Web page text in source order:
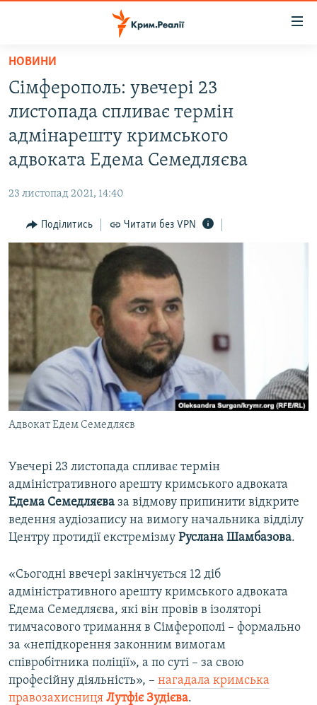
Перейти
основного
матеріалу
Перейти
до
основної
Перейти
пошуку
НОВИНИ
ВОДА.КРИМ
ВІДЕО ТА ФОТО
ІНТЕРВ'Ю
ВСЕ ЗА ДЕНЬ
СПЕЦПРОЕКТИ
ВІДЕОУРОКИ «ELIFBE»
СВІДЧЕННЯ ОКУПАЦІЇ
УКРАЇНСЬКА ПРОБЛЕМА КРИМУ
ІНФОГРАФІКА
ЯК ОБІЙТИ БЛОКУВАННЯ
Русский
Qırımtatar
ДОЛУЧАЙСЯ!
Усі сайти RFE/RL
НОВИНИ
Сімферополь: увечері 23
листопада спливає термін
адмінарешту кримського
адвоката Едема Семедляєва
23 листопад 2021, 14:40
Поділитись Читати без VPN
Адвокат Едем Семедляєв
Увечері 23 листопада спливає термін
адміністративного арешту кримського адвоката
Едема Семедляєва за відмову припинити відкрите
ведення аудіозапису на вимогу начальника відділу
Центру протидії екстремізму Руслана Шамбазова.
«Сьогодні ввечері закінчується 12 діб
адміністративного арешту кримського адвоката
Едема Семедляєва, які він провів в ізоляторі
тимчасового тримання в Сімферополі – формально
за «непідкорення законним вимогам
співробітника поліції», а по суті – за свою
професійну діяльність», – нагадала кримська
правозахисниця Лутфіє Зудієва.